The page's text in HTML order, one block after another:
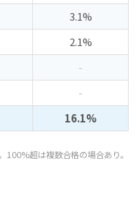
3.1%
2.1%
-
-
16.1%
超は複数合格の場合あり。